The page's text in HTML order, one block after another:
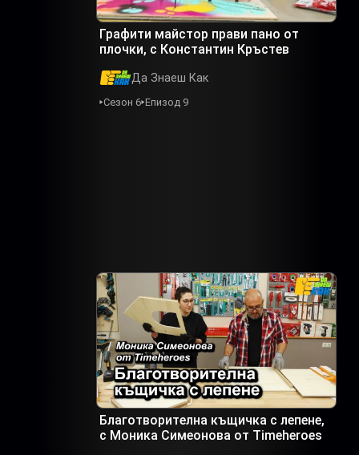
Графити майстор прави пано от
плочки, с Константин Кръстев
Да Знаеш Как
Сезон 6 Епизод 9
Благотворителна къщичка с лепене,
с Моника Симеонова от Timeheroes